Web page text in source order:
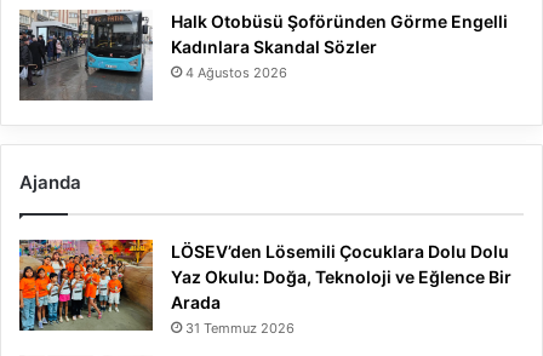
Halk Otobüsü Şoföründen Görme Engelli
Kadınlara Skandal Sözler
4 Ağustos 2026
Ajanda
LÖSEV’den Lösemili Çocuklara Dolu Dolu
Yaz Okulu: Doğa, Teknoloji ve Eğlence Bir
Arada
31 Temmuz 2026